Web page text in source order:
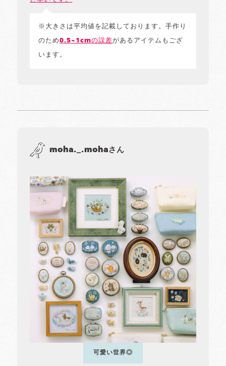
※大きさは平均値を記載しております。手作り
のため0.5~1cmの誤差があるアイテムもござ
います。
moha._.mohaさん
可愛い世界◎